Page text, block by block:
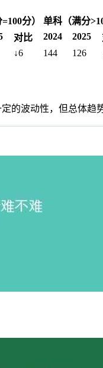
分）
单科（满分
对比 2024 2025
↓6 144 126
的波动性，但总体趋